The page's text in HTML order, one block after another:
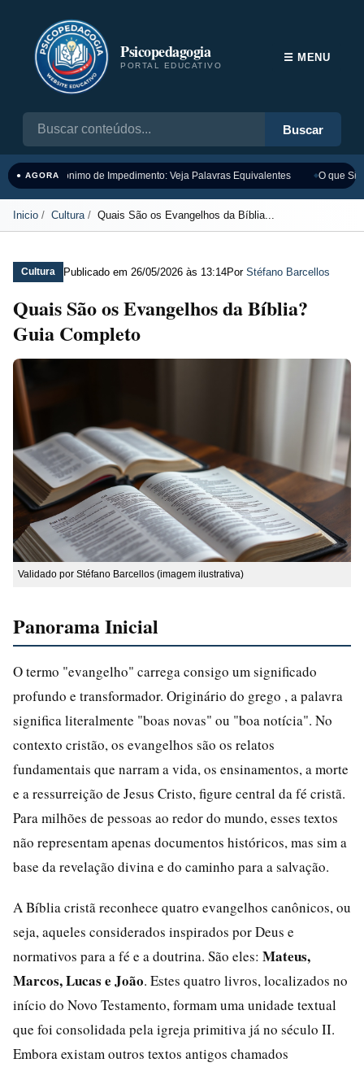
Psicopedagogia
PORTAL EDUCATIVO
Buscar
☰ MENU
● AGORASinônimo de Impedimento: Veja Palavras Equivalentes O que
Inicio Cultura Quais São os Evangelhos da Bíblia...
Cultura Publicado em 26/05/2026 às 13:14Por Stéfano Barcellos
Quais São os Evangelhos da Bíblia?
Guia Completo
Validado por Stéfano Barcellos (imagem ilustrativa)
Panorama Inicial
O termo "evangelho" carrega consigo um significado
profundo e transformador. Originário do grego , a palavra
significa literalmente "boas novas" ou "boa notícia". No
contexto cristão, os evangelhos são os relatos
fundamentais que narram a vida, os ensinamentos, a morte
e a ressurreição de Jesus Cristo, figure central da fé cristã.
Para milhões de pessoas ao redor do mundo, esses textos
não representam apenas documentos históricos, mas sim a
base da revelação divina e do caminho para a salvação.
A Bíblia cristã reconhece quatro evangelhos canônicos, ou
seja, aqueles considerados inspirados por Deus e
normativos para a fé e a doutrina. São eles: Mateus,
Marcos, Lucas e João. Estes quatro livros, localizados no
início do Novo Testamento, formam uma unidade textual
que foi consolidada pela igreja primitiva já no século II.
Embora existam outros textos antigos chamados